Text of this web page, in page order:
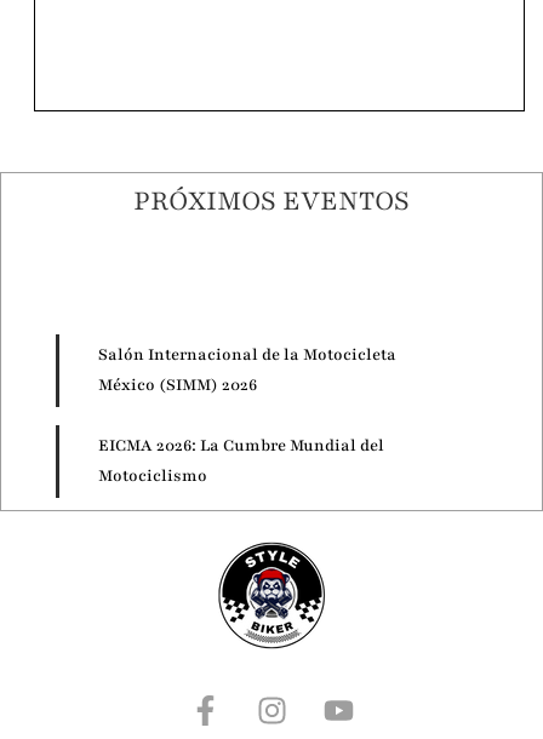
PRÓXIMOS EVENTOS
Salón Internacional de la Motocicleta
México (SIMM) 2026
EICMA 2026: La Cumbre Mundial del
Motociclismo